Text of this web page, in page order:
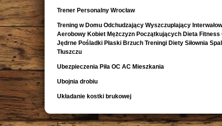
Trener Personalny Wrocław
Trening w Domu Odchudzający Wyszczuplający
Aerobowy Kobiet Mężczyzn Początkujących Dieta Fitness
Jędrne Pośladki Płaski Brzuch Treningi Diety Siłownia
Tłuszczu
Ubezpieczenia Piła OC AC Mieszkania
Ubojnia drobiu
Układanie kostki brukowej